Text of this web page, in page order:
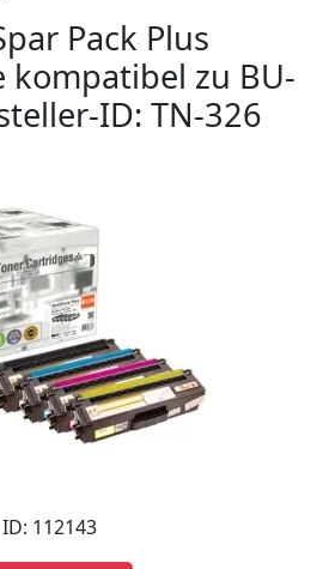
Pack Plus
kompatibel zu BU-
ID: TN-326
ID: 112143